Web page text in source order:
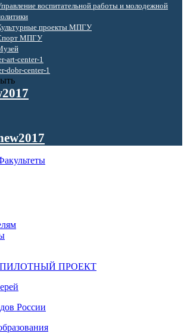
воспитательной работы и молодежной
проекты МПГУ
МПГУ
ПРОЕКТ
России